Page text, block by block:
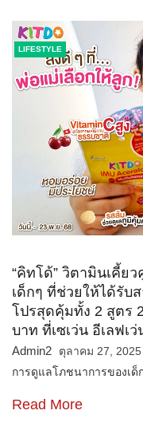
LIFESTYLE
“คิทโด้” วิตามินเคี้ย
เด็กๆ ที่ช่วยให้ได้รับ
โปรสุดคุ้มทั้ง 2 สูตร
บาท ที่เซเว่น อีเลฟเ
Admin2
ตุลาคม 27, 2025
การดูแลโภชนาการของเด็
Read More